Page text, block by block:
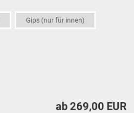
Gips (nur für innen)
ab 269,00 EUR